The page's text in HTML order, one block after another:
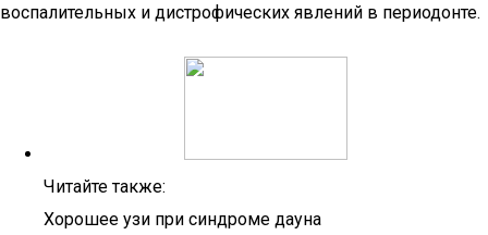
воспалительных и дистрофических явлений в периодонте.
Читайте также:
Хорошее узи при синдроме дауна